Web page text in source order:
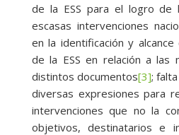
de la ESS para el logro de
escasas intervenciones
en la identificación y
de la ESS en relación a las
distintos documentos[3];
diversas expresiones para
intervenciones que no la
objetivos, destinatarios e